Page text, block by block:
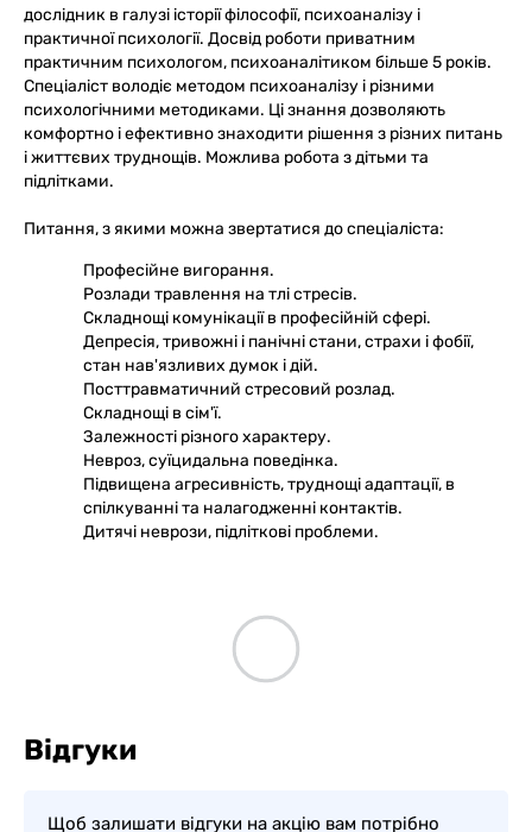
дослідник в галузі історії філософії, психоаналізу і
практичної психології. Досвід роботи приватним
практичним психологом, психоаналітиком більше 5 років.
Спеціаліст володіє методом психоаналізу і різними
психологічними методиками. Ці знання дозволяють
комфортно і ефективно знаходити рішення з різних питань
і життєвих труднощів. Можлива робота з дітьми та
підлітками.
Питання, з якими можна звертатися до спеціаліста:
Професійне вигорання.
Розлади травлення на тлі стресів.
Складнощі комунікації в професійній сфері.
Депресія, тривожні і панічні стани, страхи і фобії,
стан нав'язливих думок і дій.
Посттравматичний стресовий розлад.
Складнощі в сім'ї.
Залежності різного характеру.
Невроз, суїцидальна поведінка.
Підвищена агресивність, труднощі адаптації, в
спілкуванні та налагодженні контактів.
Дитячі неврози, підліткові проблеми.
Відгуки
Щоб залишати відгуки на акцію вам потрібно